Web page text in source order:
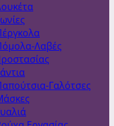
Λαβές
Γαλότσες